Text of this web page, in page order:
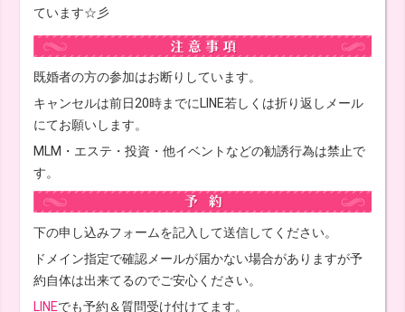
ています☆彡
既婚者の方の参加はお断りしています。
キャンセルは前日20時までにLINE若しくは折り返しメール
にてお願いします。
MLM・エステ・投資・他イベントなどの勧誘行為は禁止で
す。
下の申し込みフォームを記入して送信してください。
ドメイン指定で確認メールが届かない場合がありますが予
約自体は出来てるのでご安心ください。
LINEでも予約＆質問受け付けてます。